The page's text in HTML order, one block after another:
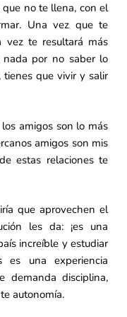
no te llena, con el
Una vez que te
vez te resultará más
por no saber lo
tienes que vivir y salir
amigos son lo más
amigos son mis
estas relaciones te
que aprovechen el
les da: ¡es una
increíble y estudiar
una experiencia
demanda disciplina,
autonomía.